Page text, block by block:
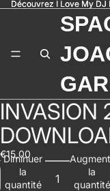
Découvrez I Love My
Découvrez I Love My
Ouvrir
l’image
en
plein
écran
INVASION
€15,00
Diminuer
la
quantité
la
quantité